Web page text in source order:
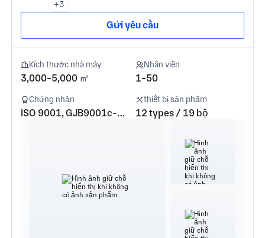
+3
Gửi yêu cầu
Kích thước nhà máy
3,000-5,000 ㎡
Nhân viên
1-50
Chứng nhận
ISO 9001, GJB9001c-2017, ISO 45001, ISO 14001
thiết bị sản phẩm
12 types / 19 bộ